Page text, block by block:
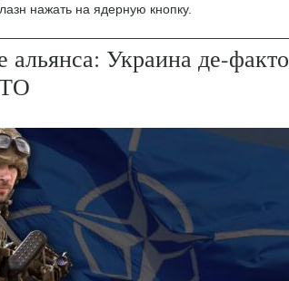
нажать на ядерную кнопку.
альянса: Украина де-факто